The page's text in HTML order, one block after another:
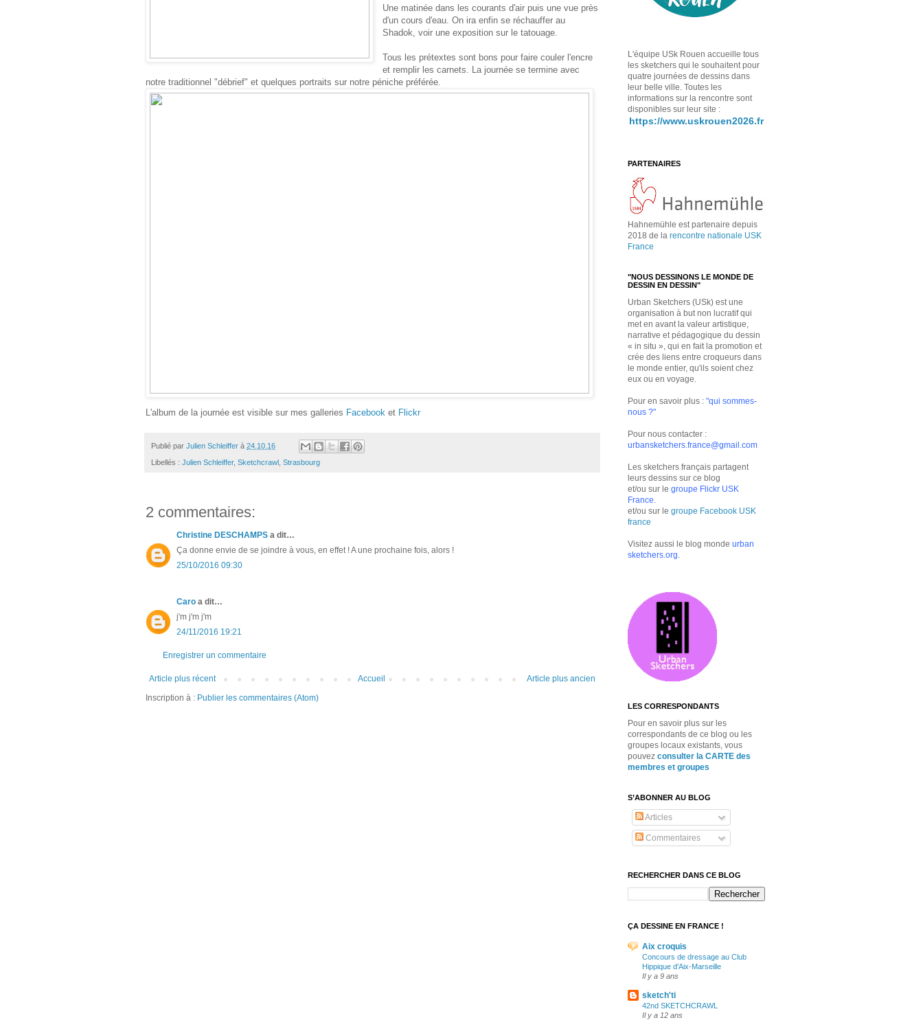
Une matinée dans les courants d'air puis une vue près
d'un cours d'eau. On ira enfin se réchauffer au
Shadok, voir une exposition sur le tatouage.
Tous les prétextes sont bons pour faire couler l'encre
et remplir les carnets. La journée se termine avec
notre traditionnel "débrief" et quelques portraits sur notre péniche préférée.
L'album de la journée est visible sur mes galleries Facebook et Flickr
Publié par Julien Schleiffer à 24.10.16
Libellés : Julien Schleiffer, Sketchcrawl Strasbourg
2 commentaires:
Christine DESCHAMPS a dit…
Ça donne envie de se joindre à vous, en effet ! A une prochaine fois, alors !
25/10/2016 09:30
Caro a dit…
j'm j'm j'm
24/11/2016 19:21
Enregistrer un commentaire
Article plus récent Article plus ancien
Accueil
Inscription à : Publier les commentaires (Atom)
L'équipe USk Rouen accueille tous
les sketchers qui le souhaitent pour
quatre journées de dessins dans
leur belle ville. Toutes les
informations sur la rencontre sont
disponibles sur leur site :
https://www.uskrouen2026.fr
PARTENAIRES
Hahnemühle est partenaire depuis
2018 de la rencontre nationale USK
France
"NOUS DESSINONS LE MONDE DE
DESSIN EN DESSIN"
Urban Sketchers (USk) est une
organisation à but non lucratif qui
met en avant la valeur artistique,
narrative et pédagogique du dessin
« in situ », qui en fait la promotion et
crée des liens entre croqueurs dans
le monde entier, qu'ils soient chez
eux ou en voyage.
Pour en savoir plus : "qui sommes-
nous ?"
Pour nous contacter :
urbansketchers.france@gmail.com
Les sketchers français partagent
leurs dessins sur ce blog
et/ou sur le groupe Flickr USK
France
et/ou sur le groupe Facebook USK
france
Visitez aussi le blog monde urban
sketchers.org
LES CORRESPONDANTS
Pour en savoir plus sur les
correspondants de ce blog ou les
groupes locaux existants, vous
pouvez consulter la CARTE des
membres et groupes
S’ABONNER AU BLOG
Articles
Commentaires
RECHERCHER DANS CE BLOG
ÇA DESSINE EN FRANCE !
Aix croquis
Concours de dressage au Club
Hippique d'Aix-Marseille
Il y a 9 ans
sketch'ti
42nd SKETCHCRAWL
Il y a 12 ans